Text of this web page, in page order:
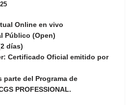
Online en vivo
Público (Open)
días)
Certificado Oficial emitido por
parte del Programa de
PROFESSIONAL.